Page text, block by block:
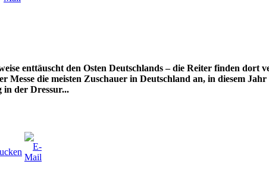
enttäuscht den Osten Deutschlands – die Reiter finden
die meisten Zuschauer in Deutschland an, in diesem
in der Dressur...